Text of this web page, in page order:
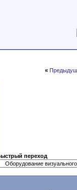
«
переход